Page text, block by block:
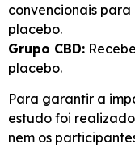
convencionais
placebo.
Grupo CBD:
placebo.
Para garantir a
estudo foi
nem os